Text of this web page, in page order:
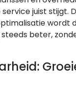
juist stijgt.
wordt
beter,